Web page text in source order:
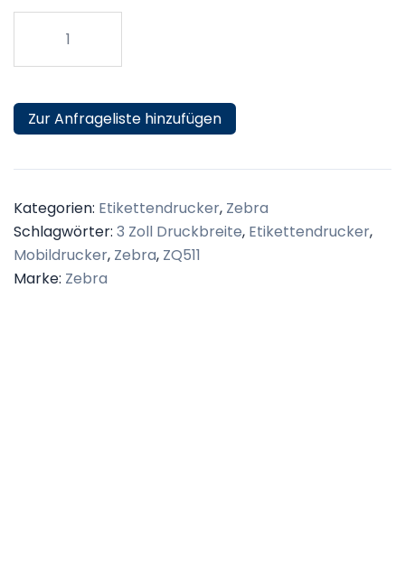
Etikettendrucker
Zur Anfrageliste hinzufügen
Kategorien: Etikettendrucker, Zebra
Schlagwörter: 3 Zoll Druckbreite, Etikettendrucker,
Mobildrucker, Zebra, ZQ511
Marke: Zebra